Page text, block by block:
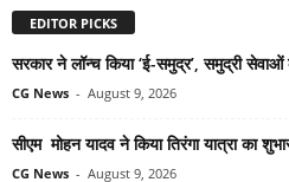
EDITOR PICKS
सरकार ने लॉन्च किया ‘ई-समुद्र’, समुद्री
CG News - August 9, 2026
सीएम मोहन यादव ने किया तिरंगा यात्रा का
CG News - August 9, 2026